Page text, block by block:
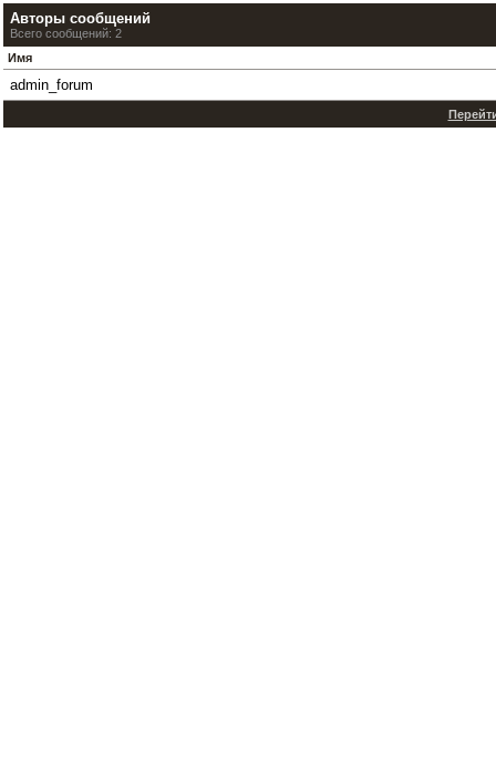
Авторы сообщений
Всего сообщений: 2
Имя
admin_forum